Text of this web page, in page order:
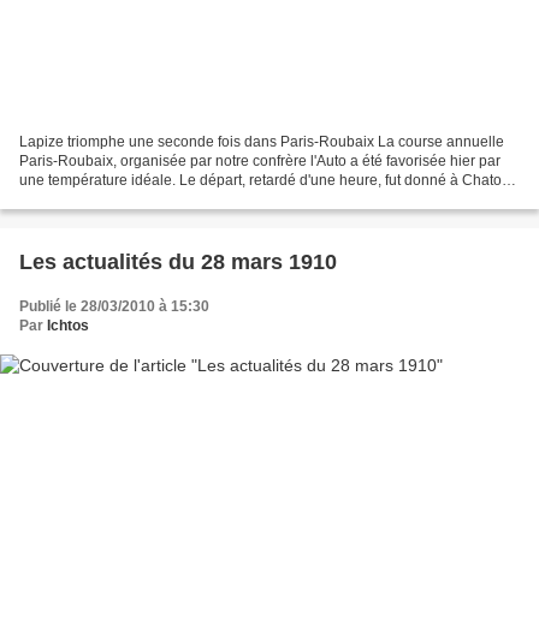
Lapize triomphe une seconde fois dans Paris-Roubaix La course annuelle
Paris-Roubaix, organisée par notre confrère l'Auto a été favorisée hier par
une température idéale. Le départ, retardé d'une heure, fut donné à Chatou
Les actualités du 28 mars 1910
Publié le 28/03/2010 à 15:30
Par Ichtos